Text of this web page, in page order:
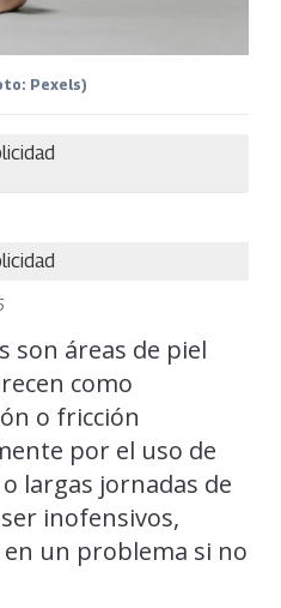
Pexels)
son áreas de piel
como
o fricción
por el uso de
largas jornadas de
inofensivos,
un problema si no